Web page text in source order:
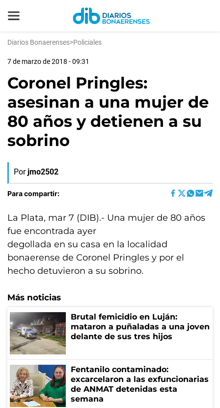
Diarios Bonaerenses>Policiales
7 de marzo de 2018 - 09:31
Coronel Pringles:
asesinan a una mujer de
80 años y detienen a su
sobrino
Por jmo2502
Para compartir:
La Plata, mar 7 (DIB).- Una mujer de 80 años
fue encontrada ayer
degollada en su casa en la localidad
bonaerense de Coronel Pringles y por el
hecho detuvieron a su sobrino.
Más noticias
Brutal femicidio en Luján:
mataron a puñaladas a una joven
delante de sus tres hijos
Fentanilo contaminado:
excarcelaron a las exfuncionarias
de ANMAT detenidas esta
semana